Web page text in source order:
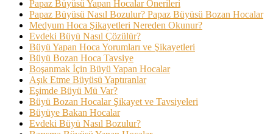
Papaz Büyüsü Yapan Hocalar Önerileri
Papaz Büyüsü Nasıl Bozulur? Papaz Büyüsü Bozan Hocalar
Medyum Hoca Şikayetleri Nereden Okunur?
Evdeki Büyü Nasıl Çözülür?
Büyü Yapan Hoca Yorumları ve Şikayetleri
Büyü Bozan Hoca Tavsiye
Boşanmak İçin Büyü Yapan Hocalar
Aşık Etme Büyüsü Yaptıranlar
Eşimde Büyü Mü Var?
Büyü Bozan Hocalar Şikayet ve Tavsiyeleri
Büyüye Bakan Hocalar
Evdeki Büyü Nasıl Bozulur?